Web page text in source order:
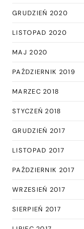
GRUDZIEŃ 2020
LISTOPAD 2020
MAJ 2020
PAŹDZIERNIK 2019
MARZEC 2018
STYCZEŃ 2018
GRUDZIEŃ 2017
LISTOPAD 2017
PAŹDZIERNIK 2017
WRZESIEŃ 2017
SIERPIEŃ 2017